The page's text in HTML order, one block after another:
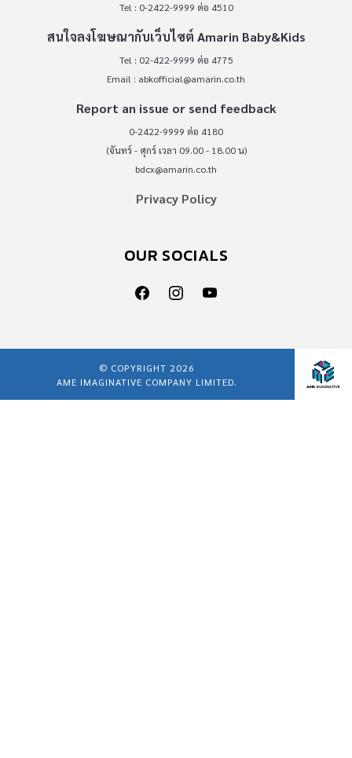
Tel : 0-2422-9999 ต่อ 4510
สนใจลงโฆษณากับเว็บไซต์ Amarin Baby&Kids
Tel : 02-422-9999 ต่อ 4775
Email : abkofficial@amarin.co.th
Report an issue or send feedback
0-2422-9999 ต่อ 4180
(จันทร์ - ศุกร์ เวลา 09.00 - 18.00 น)
bdcx@amarin.co.th
Privacy Policy
OUR SOCIALS
© COPYRIGHT 2026
AME IMAGINATIVE COMPANY LIMITED.